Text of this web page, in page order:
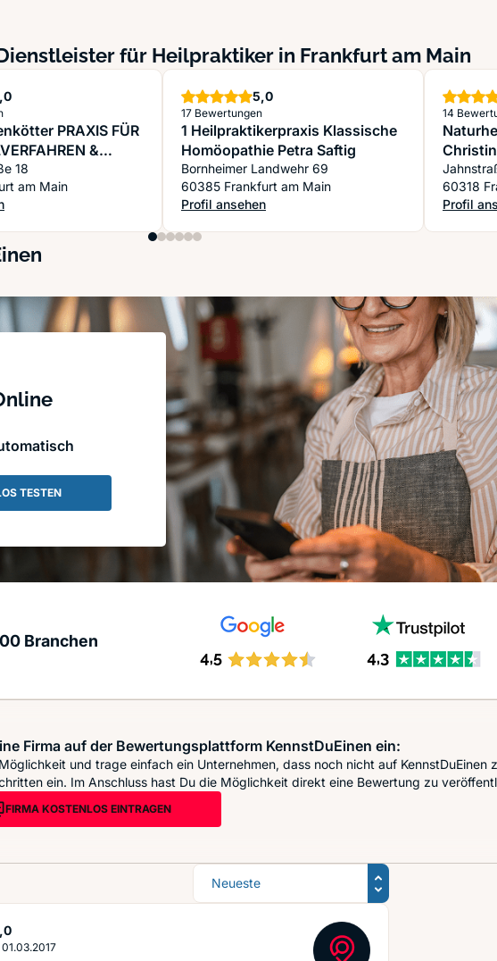
für Heilpraktiker in Frankfurt am Main
Sterne
PRAXIS FÜR
&
18
am Main
PRAXIS FÜR NATURHEILVERFAHREN & STRESS-MEDIZIN
5,0Sterne
17 Bewertungen
1 Heilpraktikerpraxis Klassische
Homöopathie Petra Saftig
Bornheimer Landwehr 69
60385 Frankfurt am Main
Profil ansehen
: 1 Heilpraktikerpraxis Klassische Homöopathie Petra
14
60318
Profil
:
TESTEN
Branchen
Firma auf der Bewertungsplattform KennstDuEinen ein:
und trage einfach ein Unternehmen, dass noch nicht auf KennstDuEinen
ein. Im Anschluss hast Du die Möglichkeit direkt eine Bewertung zu
FIRMA KOSTENLOS EINTRAGEN
Sortierung
Sterne
01.03.2017